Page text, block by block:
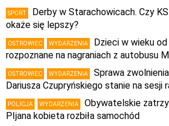
SPORT
Derby w Starachowicach. Czy
okaże się lepszy?
OSTROWIEC WYDARZENIA
Dzieci w wieku
rozpoznane na nagraniach z autobusu
OSTROWIEC WYDARZENIA
Sprawa
Dariusza Czupryńskiego stanie na sesji
POLICJA WYDARZENIA
Obywatelskie
PIjana kobieta rozbiła samochód